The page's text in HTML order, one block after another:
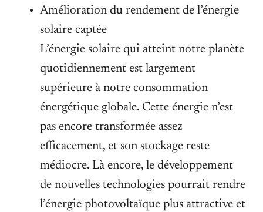
Amélioration du rendement de l’énergie
solaire captée
L’énergie solaire qui atteint notre planète
quotidiennement est largement
supérieure à notre consommation
énergétique globale. Cette énergie n’est
pas encore transformée assez
efficacement, et son stockage reste
médiocre. Là encore, le développement
de nouvelles technologies pourrait rendre
l’énergie photovoltaïque plus attractive et